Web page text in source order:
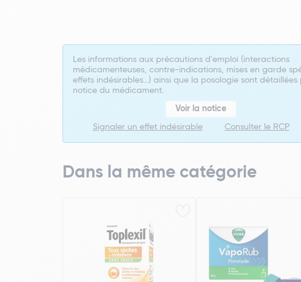
Les informations aux précautions d'emploi (interactions
médicamenteuses, contre-indications, mises en garde
effets indésirables...) ainsi que la posologie sont détaillées
notice du médicament.
Voir la notice
Signaler un effet indésirable Consulter le RCP
Dans la même catégorie